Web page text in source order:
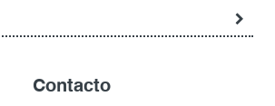
Contacto